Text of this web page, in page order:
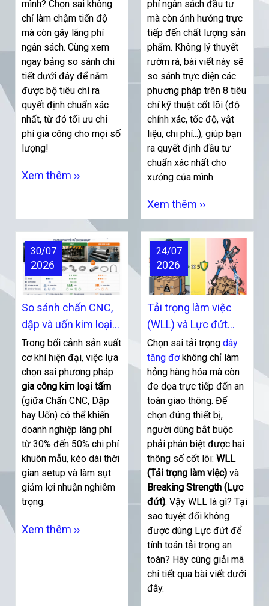
mình? Chọn sai không
chỉ làm chậm tiến độ
mà còn gây lãng phí
ngân sách. Cùng xem
ngay bảng so sánh chi
tiết dưới đây để nắm
được bộ tiêu chí ra
quyết định chuẩn xác
nhất, từ đó tối ưu chi
phí gia công cho mọi số
lượng!
Xem thêm ››
phí ngân sách đầu tư
mà còn ảnh hưởng trực
tiếp đến chất lượng sản
phẩm. Không lý thuyết
rườm rà, bài viết này sẽ
so sánh trực diện các
phương pháp trên 8 tiêu
chí kỹ thuật cốt lõi (độ
chính xác, tốc độ, vật
liệu, chi phí...), giúp bạn
ra quyết định đầu tư
chuẩn xác nhất cho
xưởng của mình
Xem thêm ››
So sánh chấn CNC,
dập và uốn kim loại
phương pháp tối ưu
cho sản xuất
30/07
2026
Trong bối cảnh sản xuất
cơ khí hiện đại, việc lựa
chọn sai phương pháp
gia công kim loại tấm
(giữa Chấn CNC, Dập
hay Uốn) có thể khiến
doanh nghiệp lãng phí
từ 30% đến 50% chi phí
khuôn mẫu, kéo dài thời
gian setup và làm sụt
giảm lợi nhuận nghiêm
trọng.
Xem thêm ››
Tải trọng làm việc
(WLL) và Lực đứt
(Breaking Strength)
của dây tăng đơ là
gì?
24/07
2026
Chọn sai tải trọng dây
tăng đơkhông chỉ làm
hỏng hàng hóa mà còn
đe dọa trực tiếp đến an
toàn giao thông. Để
chọn đúng thiết bị,
người dùng bắt buộc
phải phân biệt được hai
thông số cốt lõi: WLL
(Tải trọng làm việc) và
Breaking Strength (Lực
đứt). Vậy WLL là gì? Tại
sao tuyệt đối không
được dùng Lực đứt để
tính toán tải trọng an
toàn? Hãy cùng giải mã
chi tiết qua bài viết dưới
đây.